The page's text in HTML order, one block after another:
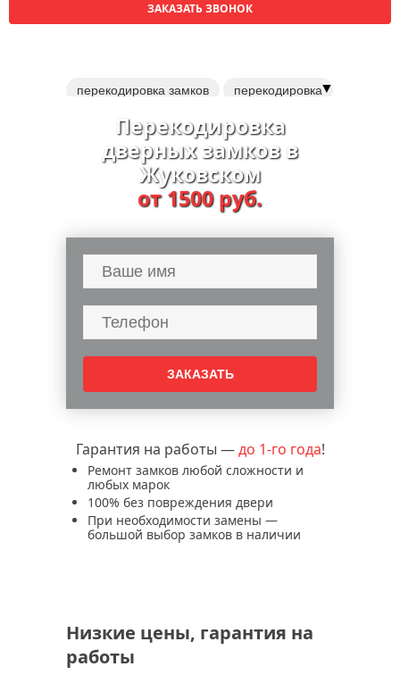
ЗАКАЗАТЬ ЗВОНОК
перекодировка замков
перекодировка
электромеханические замки
навесные замки
установка дверных доводчиков
▼
Перекодировка
дверных замков в
Жуковском
от 1500 руб.
Гарантия на работы —до 1-го года!
Ремонт замков любой сложности и
любых марок
100% без повреждения двери
При необходимости замены —
большой выбор замков в наличии
Низкие цены, гарантия на
работы